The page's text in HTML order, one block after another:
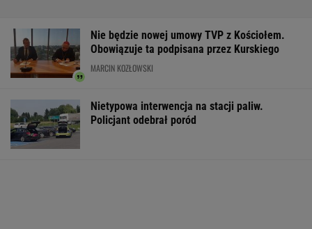
Nie będzie nowej umowy TVP z Kościołem.
Obowiązuje ta podpisana przez Kurskiego
MARCIN KOZŁOWSKI
Nietypowa interwencja na stacji paliw.
Policjant odebrał poród